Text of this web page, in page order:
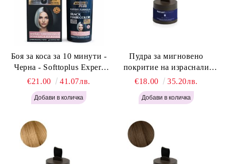
Боя за коса за 10 минути -
Черна - Softtoplus Expert
Woman Black 400мл
€21.00 41.07лв.
Пудра за мигновено
покритие на израснали
корени Светло Русо - Labor
Pro Instant Retouch Powder -
Light Blonde H646
€18.00 35.20лв.